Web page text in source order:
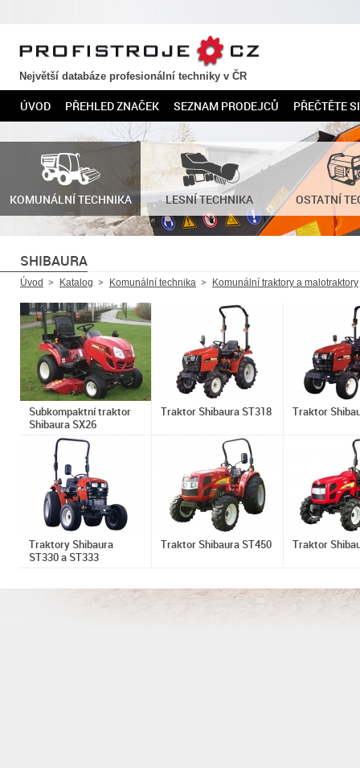
PROFISTROJE.CZ
Největší databáze profesionální techniky v ČR
ÚVOD PŘEHLED ZNAČEK SEZNAM PRODEJCŮ PŘEČTĚTE SI
KOMUNÁLNÍ TECHNIKA LESNÍ TECHNIKA OSTATNÍ
SHIBAURA
Úvod Katalog Komunální technika Komunální traktory a malotraktory
Subkompaktní traktor
Shibaura SX26
Traktor Shibaura ST318 Traktor
Traktory Shibaura
ST330 a ST333
Traktor Shibaura ST450 Traktor